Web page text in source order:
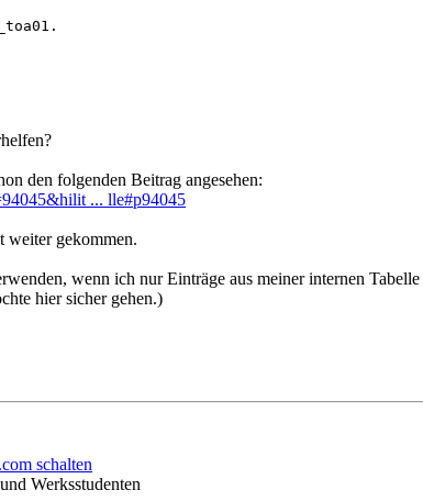
den folgenden Beitrag angesehen:
... lle#p94045
weiter gekommen.
wenn ich nur Einträge aus meiner internen
hier sicher gehen.)
schalten
Werksstudenten